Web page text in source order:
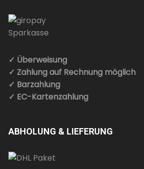
✓ Überweisung
✓ Zahlung auf Rechnung möglich
✓ Barzahlung
✓ EC-Kartenzahlung
ABHOLUNG & LIEFERUNG